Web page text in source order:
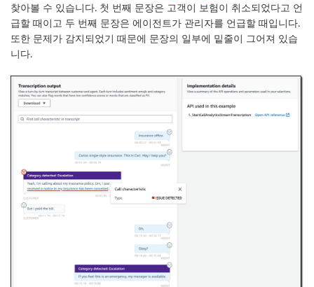
찾아볼 수 있습니다. 첫 번째 문장은 고객이 보험이 취소되었다고 언
급할 때이고 두 번째 문장은 에이전트가 관리자를 언급할 때입니다.
또한 문제가 감지되었기 때문에 문장의 일부에 밑줄이 그어져 있습
니다.